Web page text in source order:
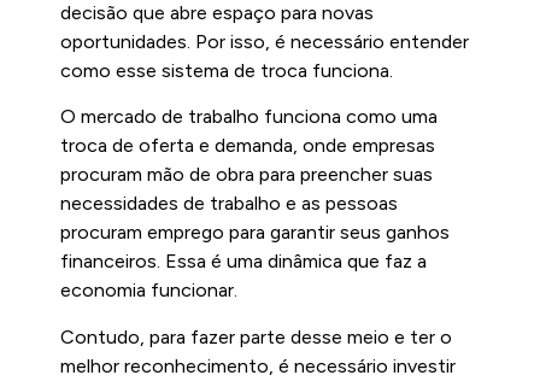
decisão que abre espaço para novas
oportunidades. Por isso, é necessário entender
como esse sistema de troca funciona.
O mercado de trabalho funciona como uma
troca de oferta e demanda, onde empresas
procuram mão de obra para preencher suas
necessidades de trabalho e as pessoas
procuram emprego para garantir seus ganhos
financeiros. Essa é uma dinâmica que faz a
economia funcionar.
Contudo, para fazer parte desse meio e ter o
melhor reconhecimento, é necessário investir